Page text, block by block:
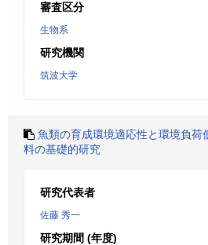
審査区分
生物系
研究機関
筑波大学
魚類の育成環境適応性と環境負荷
料の基礎的研究
研究代表者
佐藤 秀一
研究期間 (年度)